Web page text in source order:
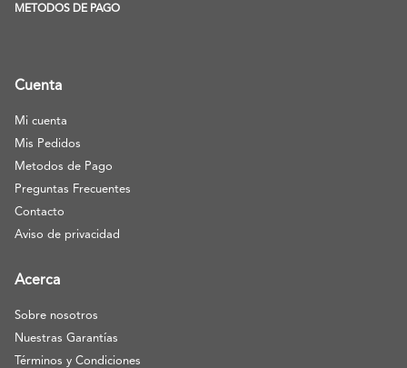
METODOS DE PAGO
Cuenta
Mi cuenta
Mis Pedidos
Metodos de Pago
Preguntas Frecuentes
Contacto
Aviso de privacidad
Acerca
Sobre nosotros
Nuestras Garantías
Términos y Condiciones